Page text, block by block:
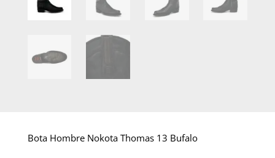
Bota Hombre Nokota Thomas 13 Bufalo